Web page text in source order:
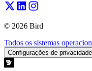
© 2026 Bird
Todos os sistemas
Configurações de privacidade